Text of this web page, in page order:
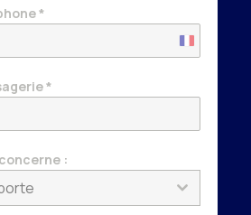
*
France
*
: